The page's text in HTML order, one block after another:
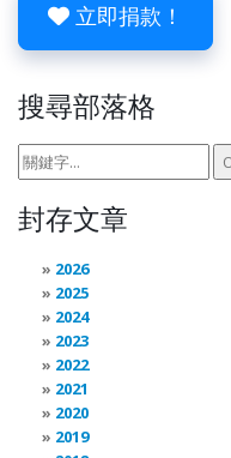
立即捐款！
搜尋部落格
封存文章
2026
2025
2024
2023
2022
2021
2020
2019